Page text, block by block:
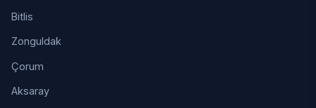
Bitlis
Zonguldak
Çorum
Aksaray